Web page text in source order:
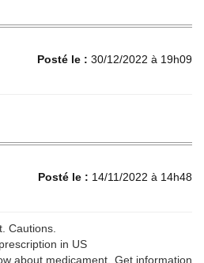
Posté le : 30/12/2022 à 19h09
Posté le : 14/11/2022 à 14h48
Cautions.
in US
about medicament. Get information